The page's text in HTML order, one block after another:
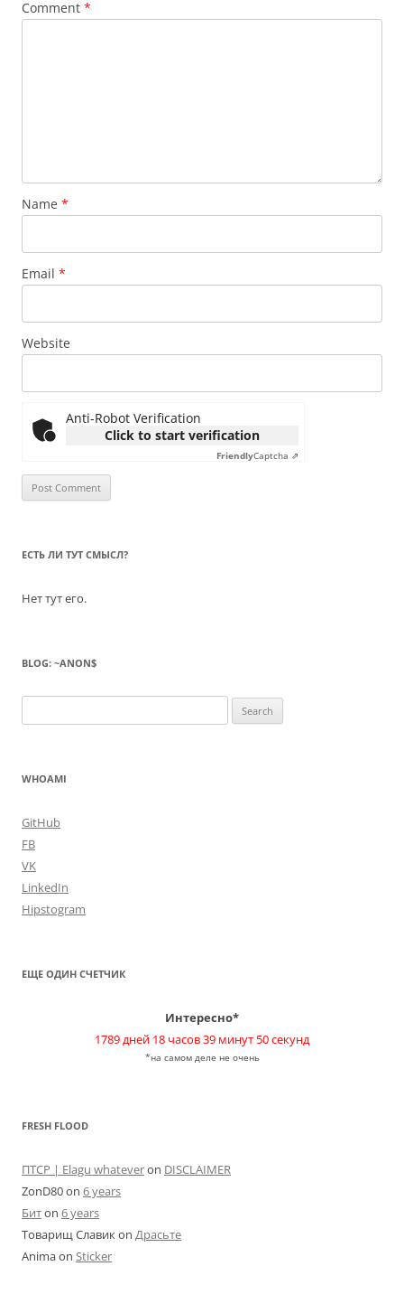
Comment *
Name *
Email *
Website
Anti-Robot Verification
Click to start verification
FriendlyCaptcha ⇗
ЕСТЬ ЛИ ТУТ СМЫСЛ?
Нет тут его.
BLOG: ~ANON$
for:
WHOAMI
GitHub
FB
VK
LinkedIn
Hipstogram
ЕЩЕ ОДИН СЧЕТЧИК
Интересно*
1789 дней 18 часов 39 минут 50 секунд
*на самом деле не очень
FRESH FLOOD
ПТСР | Elagu whateveron DISCLAIMER
ZonD80on 6 years
Битon 6 years
Товарищ Славикon Драсьте
Animaon Sticker